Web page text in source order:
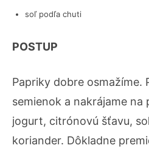
soľ podľa chuti
POSTUP
Papriky dobre osmažíme.
semienok a nakrájame na
jogurt, citrónovú šťavu,
koriander. Dôkladne